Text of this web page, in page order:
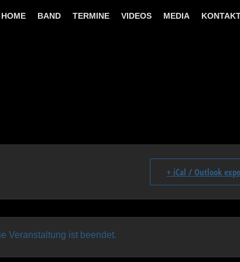
HOME BAND TERMINE VIDEOS MEDIA
+ iCal / Outlook
Veranstaltung ist beendet.